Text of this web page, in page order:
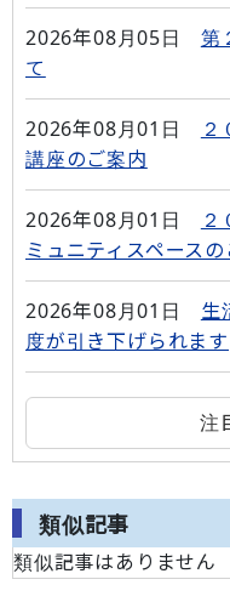
2026年08月05日
第
て
2026年08月01日
講座のご案内
2026年08月01日
ミュニティスペース
2026年08月01日
生
度が引き下げられます
注
類似記事
類似記事はありません